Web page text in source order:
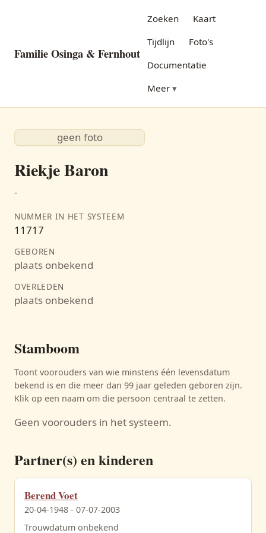
Familie Osinga & Fernhout
Zoeken
Kaart
Tijdlijn
Foto's
Documentatie
Meer
geen foto
Riekje Baron
-
NUMMER IN HET SYSTEEM
11717
GEBOREN
plaats onbekend
OVERLEDEN
plaats onbekend
Stamboom
Toont voorouders van wie minstens één levensdatum
bekend is en die meer dan 99 jaar geleden geboren zijn.
Klik op een naam om die persoon centraal te zetten.
Geen voorouders in het systeem.
Partner(s) en kinderen
Berend Voet
20-04-1948 - 07-07-2003
Trouwdatum onbekend